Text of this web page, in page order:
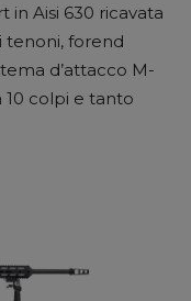
in Aisi 630 ricavata
tenoni, forend
d’attacco M-
colpi e tanto